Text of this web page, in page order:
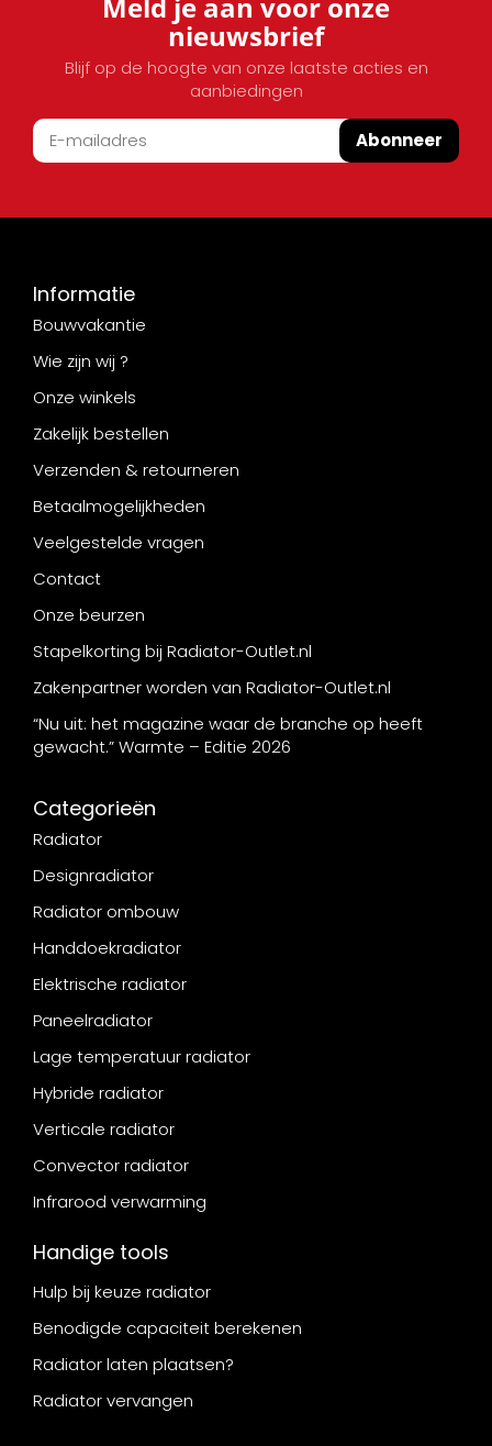
nieuwsbrief
Blijf op de hoogte van onze laatste acties en
aanbiedingen
Abonneer
Informatie
Bouwvakantie
Wie zijn wij ?
Onze winkels
Zakelijk bestellen
Verzenden & retourneren
Betaalmogelijkheden
Veelgestelde vragen
Contact
Onze beurzen
Stapelkorting bij Radiator-Outlet.nl
Zakenpartner worden van Radiator-Outlet.nl
“Nu uit: het magazine waar de branche op heeft
gewacht.” Warmte – Editie 2026
Categorieën
Radiator
Designradiator
Radiator ombouw
Handdoekradiator
Elektrische radiator
Paneelradiator
Lage temperatuur radiator
Hybride radiator
Verticale radiator
Convector radiator
Infrarood verwarming
Handige tools
Hulp bij keuze radiator
Benodigde capaciteit berekenen
Radiator laten plaatsen?
Radiator vervangen